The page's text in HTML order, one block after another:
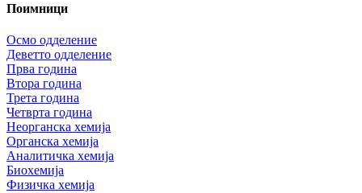
Поимници
Осмо одделение
Деветто одделение
Прва година
Втора година
Трета година
Четврта година
Неорганска хемија
Органска хемија
Аналитичка хемија
Биохемија
Физичка хемија